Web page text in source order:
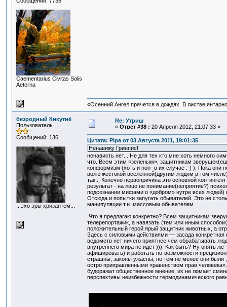
Сaementarius Civitas Solis
Aeterna
«Осенний Ангел прячется в дождях. В листве
безродный Кикутиё
Пользователь
Сообщений: 136
...эхо эры хризантем...
Re: Утриш
« Ответ #38 : 20 Апреля 2012, 21:07:33 »
Цитата: Pipa от 03 Августа 2011, 19:01:35
Ненавижу Гринпис!
ненависть нет... Не для тех кто мне хоть немного
что. Всем этим «зеленым», защитникам
конформизм (хоть и нон- в их случае :-) ). Пока они
волю жестокой вселенной(другим людям в том
так... Конечно первопричина это основной
результат - на лицо не понимание(неприятие?)
подсознании мифами о «добром» нутре всех людей)
Отсюда и попытки запугать обывателей. Это не
манипуляции т.н. массовым обывателем.
Что я предлагаю конкретно? Всем защитникам
телерепортажик, а навязать (тем или иным
положительный герой ярый защитник животных, а
Здесь с силовыми действиями — засада конкретная
ведомств нет ничего приятнее чем обрабатывать
внутреннего мира не идет ))). Как быть? Ну опять
афишировать) и работать по-возможности
страшны, законы ужасны, но тем не менее они были
остро приправленными «равенством прав
будоражат общественное мнение, их не ломает
перспективы неизбежности термодинамического